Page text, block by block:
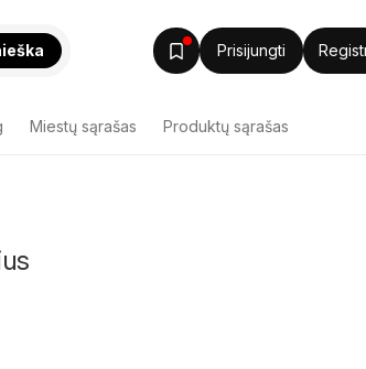
Prisijungti
Miestų sąrašas Produktų sąrašas